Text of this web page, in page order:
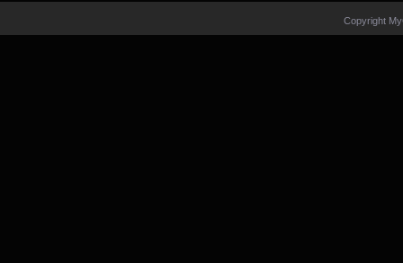
Copyright